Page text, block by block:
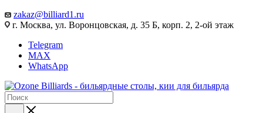
zakaz@billiard1.ru
г. Москва, ул. Воронцовская, д. 35 Б, корп. 2, 2-ой этаж
Telegram
MAX
WhatsApp